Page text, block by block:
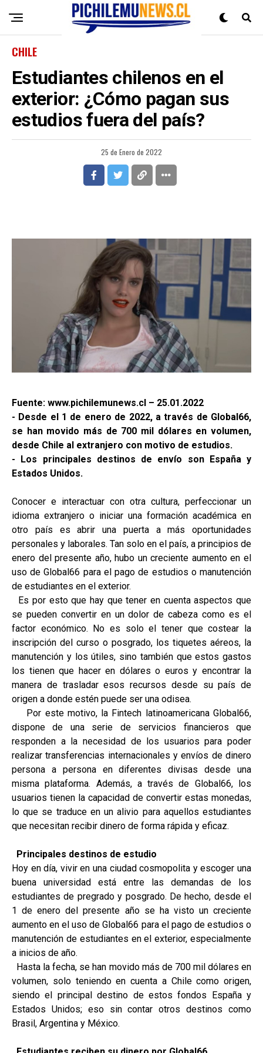
CHILE
Estudiantes chilenos en el
exterior: ¿Cómo pagan sus
estudios fuera del país?
25 de Enero de 2022
Fuente: www.pichilemunews.cl – 25.01.2022
- Desde el 1 de enero de 2022, a través de Global66,
se han movido más de 700 mil dólares en volumen,
desde Chile al extranjero con motivo de estudios.
- Los principales destinos de envío son España y
Estados Unidos.
Conocer e interactuar con otra cultura, perfeccionar un
idioma extranjero o iniciar una formación académica en
otro país es abrir una puerta a más oportunidades
personales y laborales. Tan solo en el país, a principios de
enero del presente año, hubo un creciente aumento en el
uso de Global66 para el pago de estudios o manutención
de estudiantes en el exterior.
Es por esto que hay que tener en cuenta aspectos que
se pueden convertir en un dolor de cabeza como es el
factor económico. No es solo el tener que costear la
inscripción del curso o posgrado, los tiquetes aéreos, la
manutención y los útiles, sino también que estos gastos
los tienen que hacer en dólares o euros y encontrar la
manera de trasladar esos recursos desde su país de
origen a donde estén puede ser una odisea.
Por este motivo, la Fintech latinoamericana Global66,
dispone de una serie de servicios financieros que
responden a la necesidad de los usuarios para poder
realizar transferencias internacionales y envíos de dinero
persona a persona en diferentes divisas desde una
misma plataforma. Además, a través de Global66, los
usuarios tienen la capacidad de convertir estas monedas,
lo que se traduce en un alivio para aquellos estudiantes
que necesitan recibir dinero de forma rápida y eficaz.
Principales destinos de estudio
Hoy en día, vivir en una ciudad cosmopolita y escoger una
buena universidad está entre las demandas de los
estudiantes de pregrado y posgrado. De hecho, desde el
1 de enero del presente año se ha visto un creciente
aumento en el uso de Global66 para el pago de estudios o
manutención de estudiantes en el exterior, especialmente
a inicios de año.
Hasta la fecha, se han movido más de 700 mil dólares en
volumen, solo teniendo en cuenta a Chile como origen,
siendo el principal destino de estos fondos España y
Estados Unidos; eso sin contar otros destinos como
Brasil, Argentina y México.